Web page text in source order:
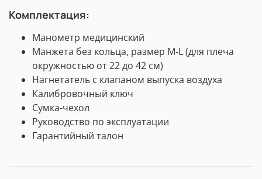
Комплектация:
Манометр медицинский
Манжета без кольца, размер M-L (для плеча
окружностью от 22 до 42 см)
Нагнетатель с клапаном выпуска воздуха
Калибровочный ключ
Сумка-чехол
Руководство по эксплуатации
Гарантийный талон